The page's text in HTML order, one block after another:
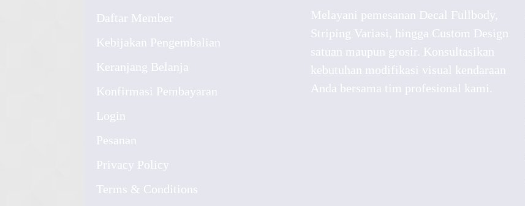
Daftar Member
Kebijakan Pengembalian
Keranjang Belanja
Konfirmasi Pembayaran
Login
Pesanan
Privacy Policy
Terms & Conditions
Melayani pemesanan Decal Fullbody,
Striping Variasi, hingga Custom Design
satuan maupun grosir. Konsultasikan
kebutuhan modifikasi visual kendaraan
Anda bersama tim profesional kami.